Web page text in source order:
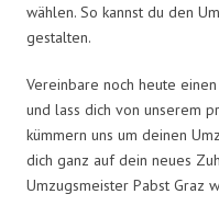
wählen. So kannst du den
gestalten.
Vereinbare noch heute
und lass dich von unserem
kümmern uns um deinen
dich ganz auf dein neues
Umzugsmeister Pabst Graz